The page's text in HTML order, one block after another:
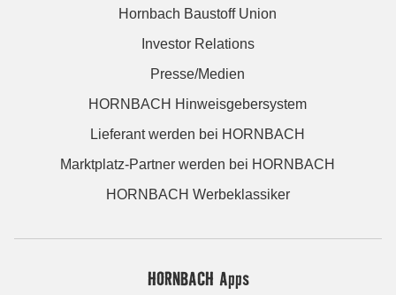
Hornbach Baustoff Union
Investor Relations
Presse/Medien
HORNBACH Hinweisgebersystem
Lieferant werden bei HORNBACH
Marktplatz-Partner werden bei HORNBACH
HORNBACH Werbeklassiker
HORNBACH Apps